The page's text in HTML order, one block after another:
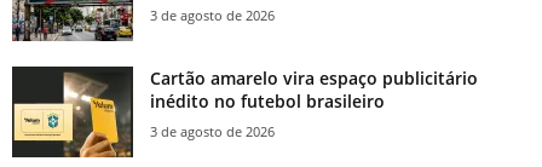
3 de agosto de 2026
Cartão amarelo vira espaço publicitário
inédito no futebol brasileiro
3 de agosto de 2026